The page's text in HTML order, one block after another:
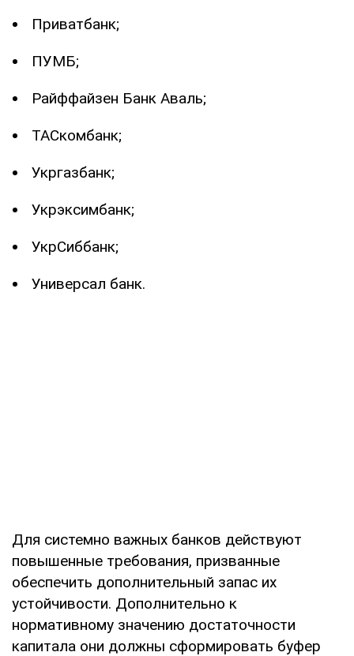
Приватбанк;
ПУМБ;
Райффайзен Банк Аваль;
ТАСкомбанк;
Укргазбанк;
Укрэксимбанк;
УкрСиббанк;
Универсал банк.
Для системно важных банков действуют
повышенные требования, призванные
обеспечить дополнительный запас их
устойчивости. Дополнительно к
нормативному значению достаточности
капитала они должны сформировать буфер